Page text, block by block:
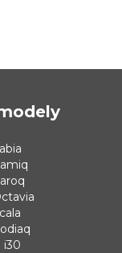
i30